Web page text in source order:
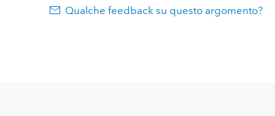
Qualche feedback su questo argomento?